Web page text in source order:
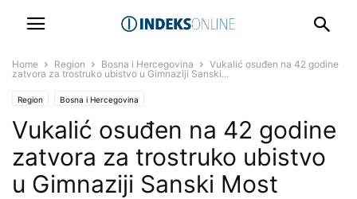
Home Region Bosna i Hercegovina
Vukalić osuđen na 42 godine
zatvora za trostruko ubistvo u Gimnaziji Sanski...
Region Bosna i Hercegovina
Vukalić osuđen na 42 godine
zatvora za trostruko ubistvo
u Gimnaziji Sanski Most